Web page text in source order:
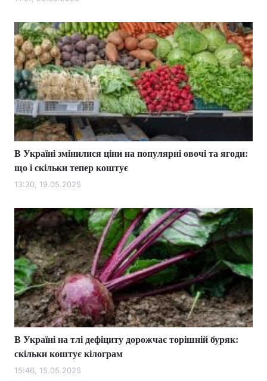
В Україні змінилися ціни на популярні овочі та ягоди:
що і скільки тепер коштує
13:30, 19.05.2025
В Україні на тлі дефіциту дорожчає торішній буряк:
скільки коштує кілограм
15:46, 15.05.2025